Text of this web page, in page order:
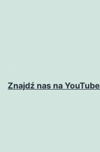
Znajdź nas na YouTube